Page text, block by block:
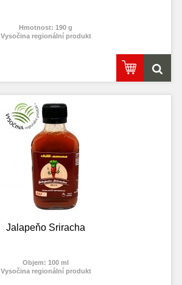
Hmotnost: 190 g
Vysočina regionální produkt
Jalapeňo Sriracha
Objem: 100 ml
Vysočina regionální produkt